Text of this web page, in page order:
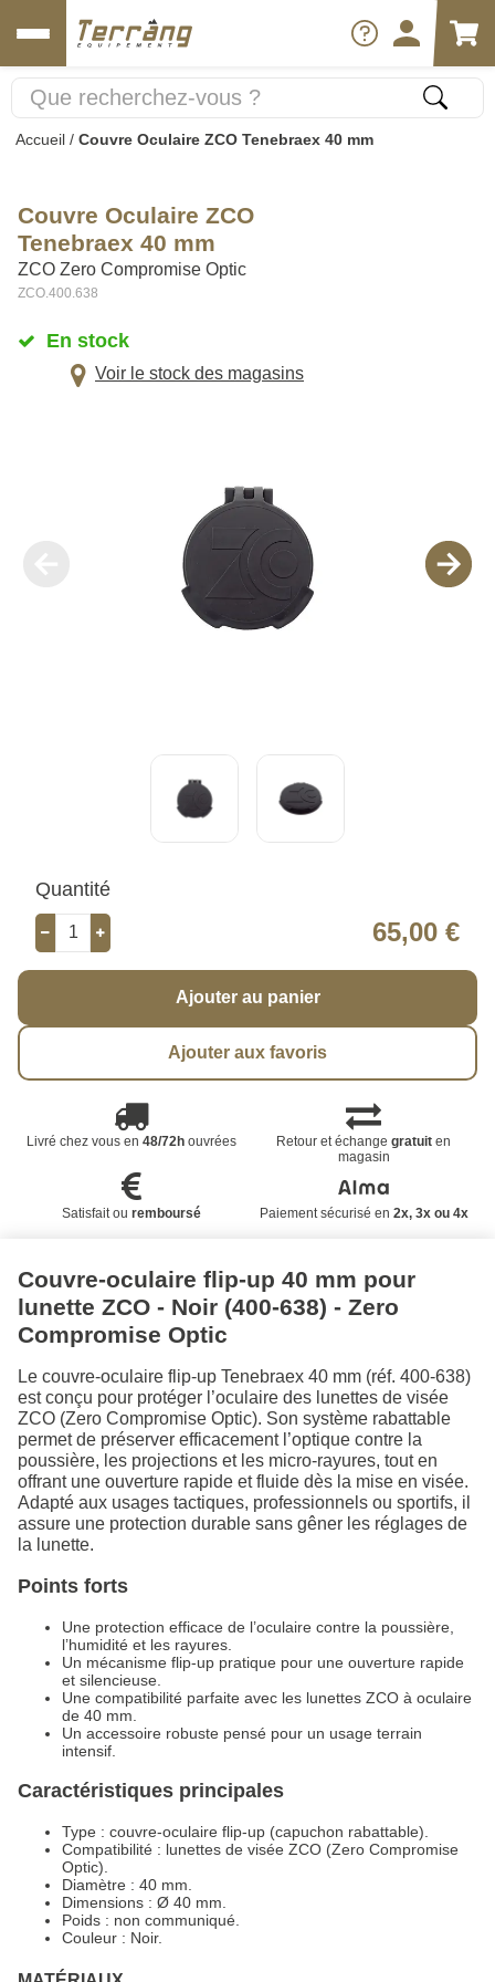
Accueil / Couvre Oculaire ZCO Tenebraex 40 mm
Couvre Oculaire ZCO
Tenebraex 40 mm
ZCO Zero Compromise Optic
ZCO.400.638
En stock
Voir le stock des magasins
Quantité
65,00 €
Ajouter au panier
Ajouter aux favoris
Livré chez vous en 48/72houvrées Retour et échangegratuit en
magasin
Satisfait ou remboursé Paiement sécurisé en 2x, 3x ou 4x
Couvre-oculaire flip-up 40 mm pour
lunette ZCO - Noir (400-638) - Zero
Compromise Optic
Le couvre-oculaire flip-up Tenebraex 40 mm (réf. 400-638)
est conçu pour protéger l’oculaire des lunettes de visée
ZCO (Zero Compromise Optic). Son système rabattable
permet de préserver efficacement l’optique contre la
poussière, les projections et les micro-rayures, tout en
offrant une ouverture rapide et fluide dès la mise en visée.
Adapté aux usages tactiques, professionnels ou sportifs, il
assure une protection durable sans gêner les réglages de
la lunette.
Points forts
Une protection efficace de l’oculaire contre la poussière,
l’humidité et les rayures.
Un mécanisme flip-up pratique pour une ouverture rapide
et silencieuse.
Une compatibilité parfaite avec les lunettes ZCO à oculaire
de 40 mm.
Un accessoire robuste pensé pour un usage terrain
intensif.
Caractéristiques principales
Type : couvre-oculaire flip-up (capuchon rabattable).
Compatibilité : lunettes de visée ZCO (Zero Compromise
Optic).
Diamètre : 40 mm.
Dimensions : Ø 40 mm.
Poids : non communiqué.
Couleur : Noir.